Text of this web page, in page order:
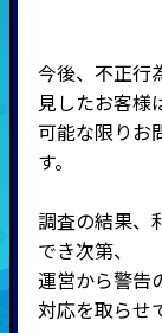
今後、不正行
見したお客様
可能な限りお
す。
調査の結果、
でき次第、
運営から警告
対応を取らせ